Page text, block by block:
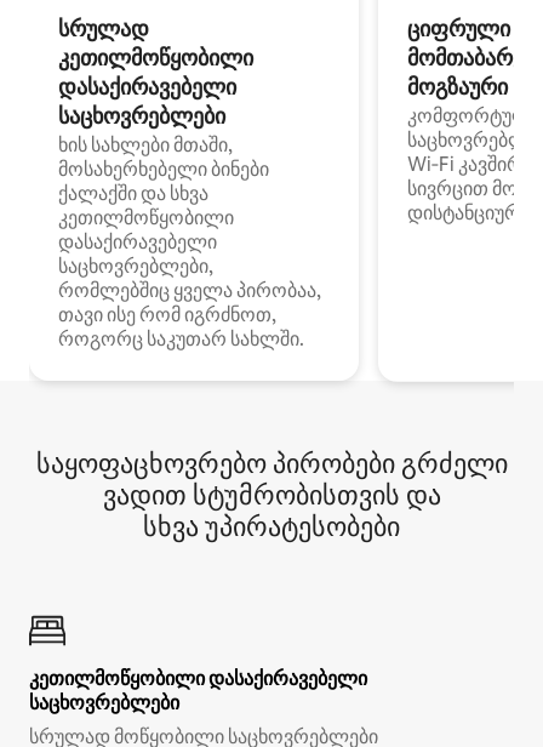
სრულად
კეთილმოწყობილი
დასაქირავებელი
საცხოვრებლები
ხის სახლები მთაში,
მოსახერხებელი ბინები
ქალაქში და სხვა
კეთილმოწყობილი
დასაქირავებელი
საცხოვრებლები,
რომლებშიც ყველა პირობაა,
თავი ისე რომ იგრძნოთ,
როგორც საკუთარ სახლში.
ციფრული
მოგზაური
კომფორტული
Wi‑Fi
სივრცით
დისტანციური
საყოფაცხოვრებო პირობები გრძელი
ვადით სტუმრობისთვის და
სხვა უპირატესობები
კეთილმოწყობილი დასაქირავებელი
საცხოვრებლები
სრულად მოწყობილი საცხოვრებლები